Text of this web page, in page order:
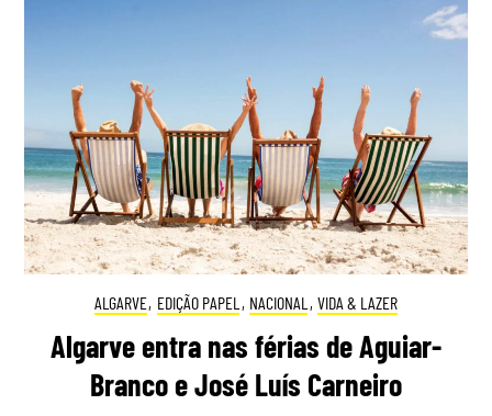
ALGARVE, EDIÇÃO PAPEL , NACIONAL , VIDA & LAZER
Algarve entra nas férias de Aguiar-
Branco e José Luís Carneiro